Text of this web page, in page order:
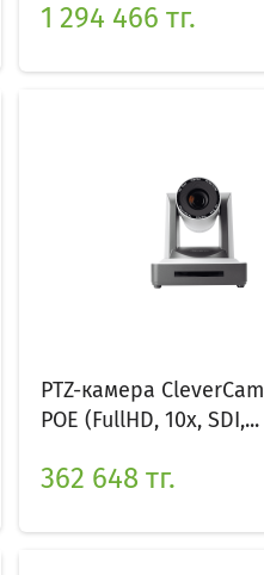
1 294 466 тг.
PTZ-камера
POE (FullHD, 10x, SDI,...
362 648 тг.